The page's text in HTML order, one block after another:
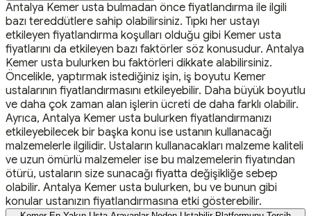
Antalya Kemer usta bulmadan önce fiyatlandırma ile ilgili
bazı tereddütlere sahip olabilirsiniz. Tıpkı her ustayı
etkileyen fiyatlandırma koşulları olduğu gibi Kemer usta
fiyatlarını da etkileyen bazı faktörler söz konusudur. Antalya
Kemer usta bulurken bu faktörleri dikkate alabilirsiniz.
Öncelikle, yaptırmak istediğiniz işin, iş boyutu Kemer
ustalarının fiyatlandırmasını etkileyebilir. Daha büyük boyutlu
ve daha çok zaman alan işlerin ücreti de daha farklı olabilir.
Ayrıca, Antalya Kemer usta bulurken fiyatlandırmanızı
etkileyebilecek bir başka konu ise ustanın kullanacağı
malzemelerle ilgilidir. Ustaların kullanacakları malzeme kaliteli
ve uzun ömürlü malzemeler ise bu malzemelerin fiyatından
ötürü, ustaların size sunacağı fiyatta değişikliğe sebep
olabilir. Antalya Kemer usta bulurken, bu ve bunun gibi
konular ustanızın fiyatlandırmasına etki gösterebilir.